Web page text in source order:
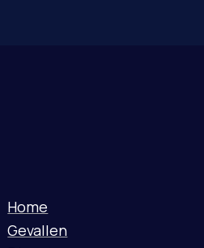
Home
Gevallen